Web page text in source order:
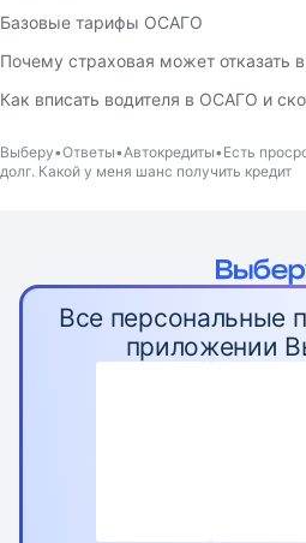
Базовые тарифы ОСАГО
Почему страховая может отказать
Как вписать водителя в ОСАГО и
Выберу Ответы Автокредиты Есть
долг. Какой у меня шанс получить кредит
Все персональные
приложении